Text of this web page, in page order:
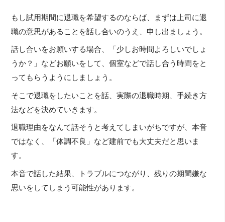
もし試用期間に退職を希望するのならば、まずは上司に退
職の意思があることを話し合いのうえ、申し出ましょう。
話し合いをお願いする場合、「少しお時間よろしいでしょ
うか？」などお願いをして、個室などで話し合う時間をと
ってもらうようにしましょう。
そこで退職をしたいことを話、実際の退職時期、手続き方
法などを決めていきます。
退職理由をなんて話そうと考えてしまいがちですが、本音
ではなく、「体調不良」など建前でも大丈夫だと思いま
す。
本音で話した結果、トラブルにつながり、残りの期間嫌な
思いをしてしまう可能性があります。